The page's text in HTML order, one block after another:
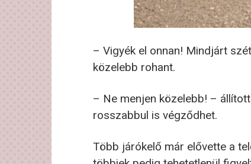
– Vigyék el onnan! Mindjárt
közelebb rohant.
– Ne menjen közelebb! –
rosszabbul is végződhet.
Több járókelő már elővette a